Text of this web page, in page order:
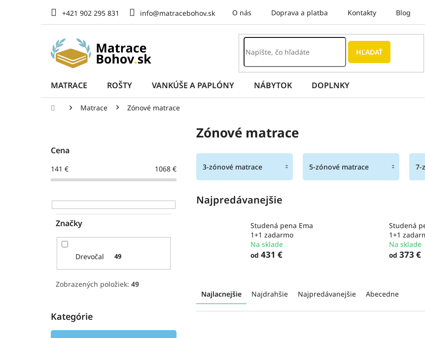
+421 902 295 831 info@matracebohov.sk O nás Doprava a platba Kontakty Blog
HĽADAŤ
MATRACE ROŠTY VANKÚŠE A PAPLÓNY NÁBYTOK DOPLNKY
DomovMatrace Zónové matrace
Cena
141 € 1068 €
Značky
Drevočal 49
Zobrazených položiek: 49
Preskočiť
kategórie
Kategórie
Zónové matrace
3-zónové matrace 5-zónové matrace 7-
Najpredávanejšie
Studená pena Ema
1+1 zadarmo
Na sklade
od 431 €
Studená
1+1
Na sklade
od 373 €
d
e
Najlacnejšie Najdrahšie Najpredávanejšie Abecedne